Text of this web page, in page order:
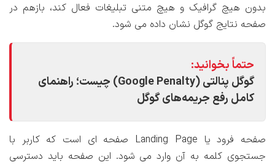
بدون هیچ گرافیک و هیچ متنی تبلیغات فعال کند، بازهم در
صفحه نتایج گوگل نشان داده می شود.
حتماً بخوانید:
گوگل پنالتی (Google Penalty) چیست؛ راهنمای
کامل رفع جریمه‌های گوگل
صفحه فرود یا Landing Page صفحه ای است که کاربر با
جستجوی کلمه به آن وارد می شود. این صفحه باید دسترسی